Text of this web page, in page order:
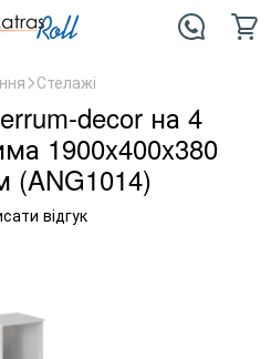
Стелажі
decor на 4
1900x400x380
(ANG1014)
відгук